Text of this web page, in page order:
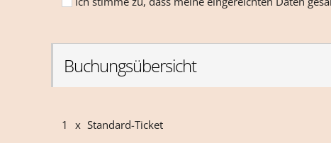
Buchungsübersicht
1 x Standard-Ticket